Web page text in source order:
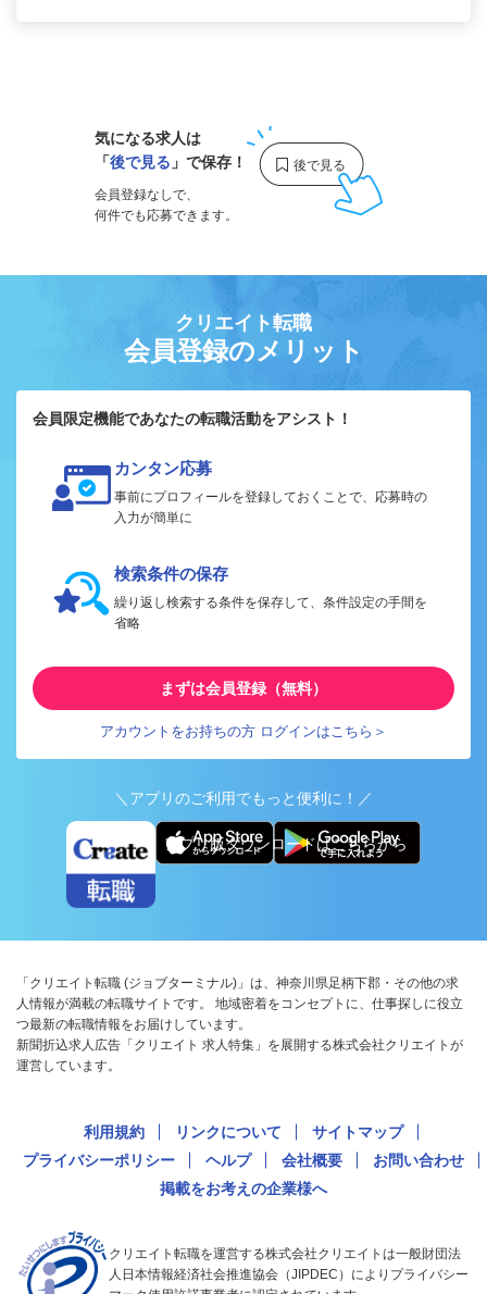
気になる求人は
「後で見る 」で保存！
会員登録なしで、
何件でも応募できます。
クリエイト転職
会員登録のメリット
会員限定機能であなたの転職活動をアシスト！
カンタン応募
事前にプロフィールを登録しておくことで、応募時の
入力が簡単に
検索条件の保存
繰り返し検索する条件を保存して、条件設定の手間を
省略
まずは会員登録（無料）
アカウントをお持ちの方 ログインはこちら＞
＼アプリのご利用でもっと便利に！／
アプリ版ダウンロードはこちらから
「クリエイト転職 (ジョブターミナル)」は、神奈川県足柄下郡・その他の求
人情報が満載の転職サイトです。 地域密着をコンセプトに、仕事探しに役立
つ最新の転職情報をお届けしています。
新聞折込求人広告「クリエイト 求人特集」を展開する株式会社クリエイトが
運営しています。
利用規約 リンクについて
サイトマップ
プライバシーポリシー
ヘルプ 会社概要
お問い合わせ
掲載をお考えの企業様へ
クリエイト転職を運営する株式会社クリエイトは一般財団法
人日本情報経済社会推進協会（JIPDEC）によりプライバシー